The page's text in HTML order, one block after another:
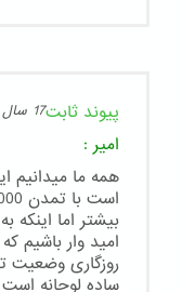
پیوند ثابت17 سال 10 ماه پیش
امیر :
همه ما میدانیم
بیشتر اما اینکه
امید وار باشیم
روزگاری وضعیت
ساده لوحانه